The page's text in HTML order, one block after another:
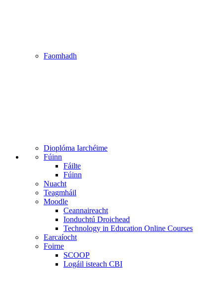
Faomhadh
Dioplóma Iarchéime
Fúinn
Fáilte
Fúinn
Nuacht
Teagmháil
Moodle
Ceannaireacht
Ionduchtú Droichead
Technology in Education Online Courses
Earcaíocht
Foirne
SCOOP
Logáil isteach CBI